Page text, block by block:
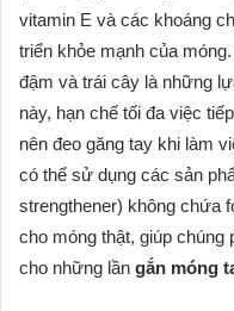
vitamin E và các khoáng
triển khỏe mạnh của
đậm và trái cây là những
này, hạn chế tối đa việc
nên đeo găng tay khi làm
có thể sử dụng các sản
strengthener) không chứa
cho móng thật, giúp chúng
cho những lần gắn móng